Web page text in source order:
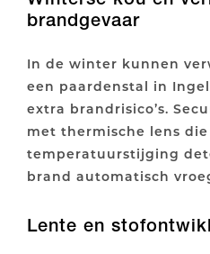
brandgevaar
In de winter kunnen
een paardenstal in
extra brandrisico’s.
met thermische lens
temperatuurstijging
brand automatisch
Lente en